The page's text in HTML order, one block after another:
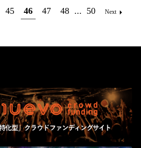
45 46 47 48 ... 50 Next